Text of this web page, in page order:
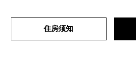
住房须知